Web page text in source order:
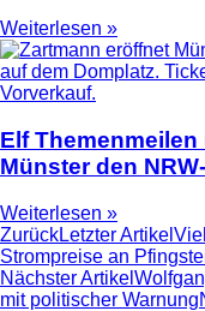
Weiterlesen »
Elf
Münster den
Weiterlesen »
ZurückLetzter Artikel
Strompreise an
Nächster Artikel
mit politischer Warnung